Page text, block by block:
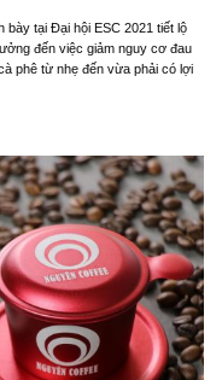
tại Đại hội ESC 2021 tiết lộ
đến việc giảm nguy cơ đau
phê từ nhẹ đến vừa phải có lợi